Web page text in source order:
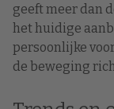
geeft meer dan
het huidige
persoonlijke
de beweging